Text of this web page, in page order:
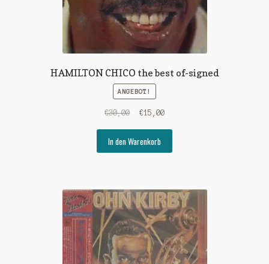
HAMILTON CHICO the best of-signed
ANGEBOT!
€30,00
Ursprünglicher
war:
€30,00
€15,00Aktueller
€15,00.
In den Warenkorb